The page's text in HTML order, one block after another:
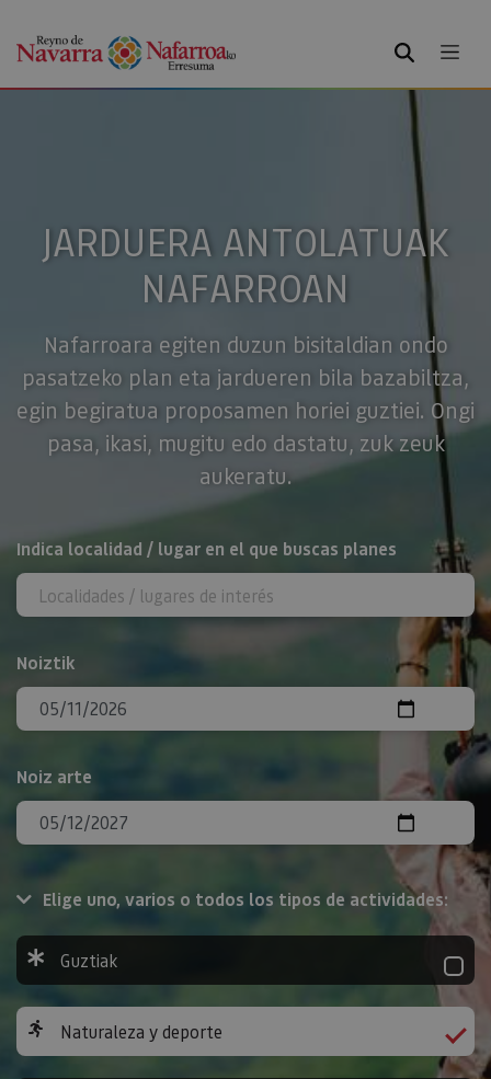
BILATU
JARDUERA ANTOLATUAK
NAFARROAN
Nafarroara egiten duzun bisitaldian ondo
pasatzeko plan eta jardueren bila bazabiltza,
egin begiratua proposamen horiei guztiei. Ongi
pasa, ikasi, mugitu edo dastatu, zuk zeuk
aukeratu.
BILATU
Indica localidad / lugar en el que buscas planes
Noiztik
Noiz arte
Elige uno, varios o todos los tipos de actividades:
Guztiak
Naturaleza y deporte